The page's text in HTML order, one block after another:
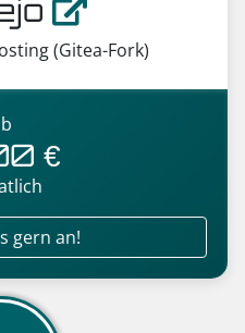
(Gitea-Fork)
€
gern an!